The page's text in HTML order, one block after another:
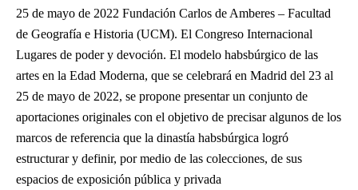
25 de mayo de 2022 Fundación Carlos de Amberes – Facultad
de Geografía e Historia (UCM). El Congreso Internacional
Lugares de poder y devoción. El modelo habsbúrgico de las
artes en la Edad Moderna, que se celebrará en Madrid del 23 al
25 de mayo de 2022, se propone presentar un conjunto de
aportaciones originales con el objetivo de precisar algunos de los
marcos de referencia que la dinastía habsbúrgica logró
estructurar y definir, por medio de las colecciones, de sus
espacios de exposición pública y privada